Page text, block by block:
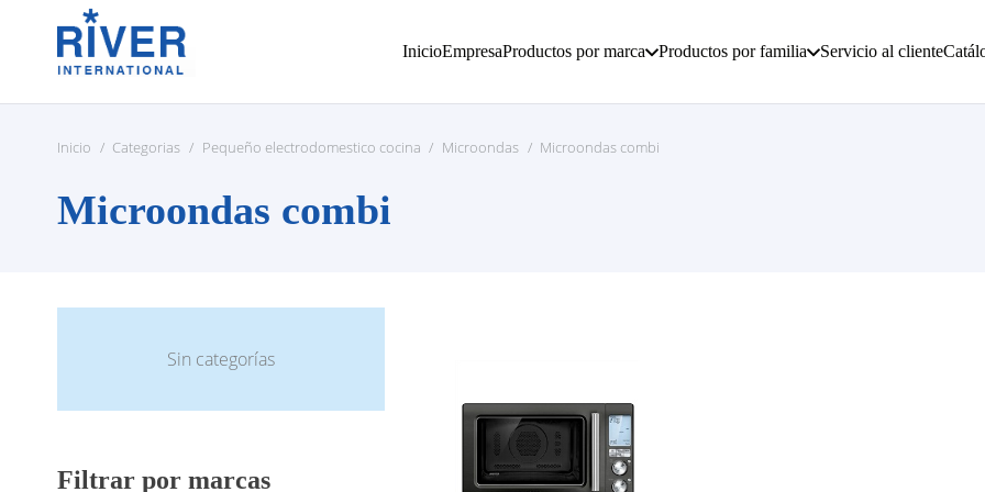
InicioEmpresaProductos por marca Productos por familia Servicio al cliente
Inicio / Categorias / Pequeño electrodomestico cocina / Microondas / Microondas combi
Microondas combi
Sin categorías
Filtrar por marcas